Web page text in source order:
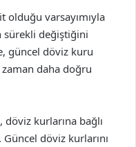
olduğu varsayımıyla
sürekli değiştiğini
güncel döviz kuru
daha doğru
döviz kurlarına bağlı
döviz kurlarını